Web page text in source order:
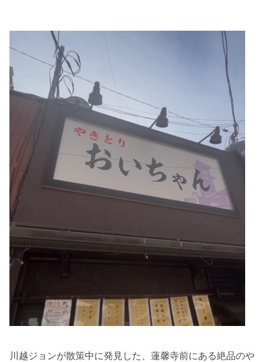
川越ジョンが散策中に発見した、蓮馨寺前にある絶品のや